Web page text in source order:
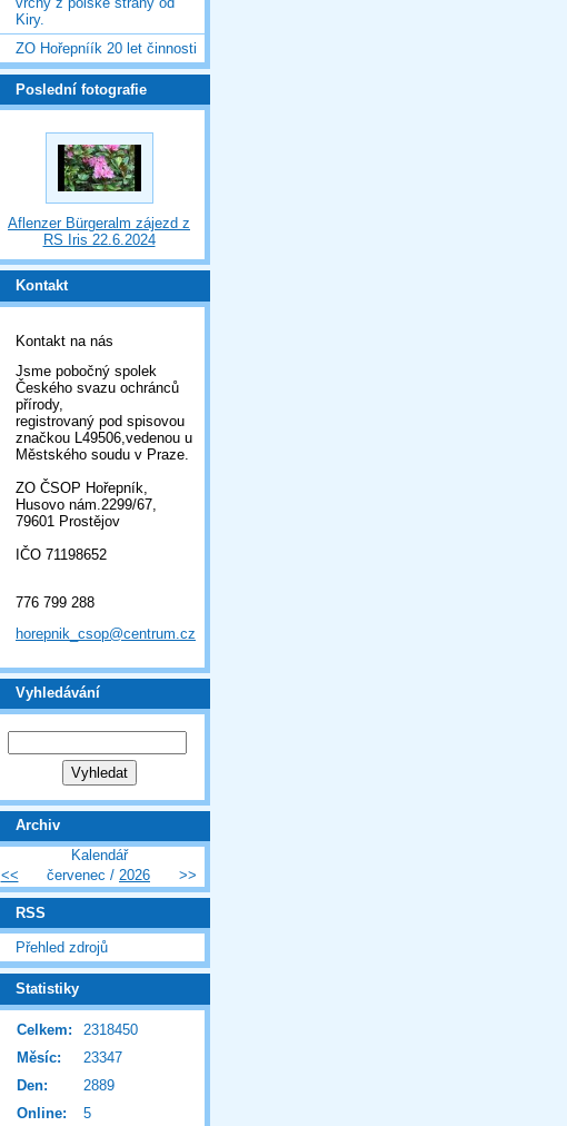
Kiry.
ZO Hořepníík 20 let činnosti
Poslední fotografie
Aflenzer Bürgeralm zájezd z
RS Iris 22.6.2024
Kontakt
Kontakt na nás
Jsme pobočný spolek
Českého svazu ochránců
přírody,
registrovaný pod spisovou
značkou L49506,vedenou u
Městského soudu v Praze.
ZO ČSOP Hořepník,
Husovo nám.2299/67,
79601 Prostějov
IČO 71198652
776 799 288
horepnik_csop@centrum.cz
Vyhledávání
Archiv
Kalendář
<<
červenec / 2026 >>
RSS
Přehled zdrojů
Statistiky
Online: 5
Celkem:
2318450
Měsíc:
23347
Den:
2889